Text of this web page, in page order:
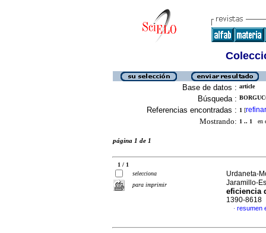
Base de datos : article
Búsqueda :
Referencias encontradas : 1 [refinar
Mostrando: 1 .. 1 en
página 1 de 1
1 / 1
selecciona
para imprimir
Urdaneta-
Jaramillo-
eficiencia
1390-8618
· resumen